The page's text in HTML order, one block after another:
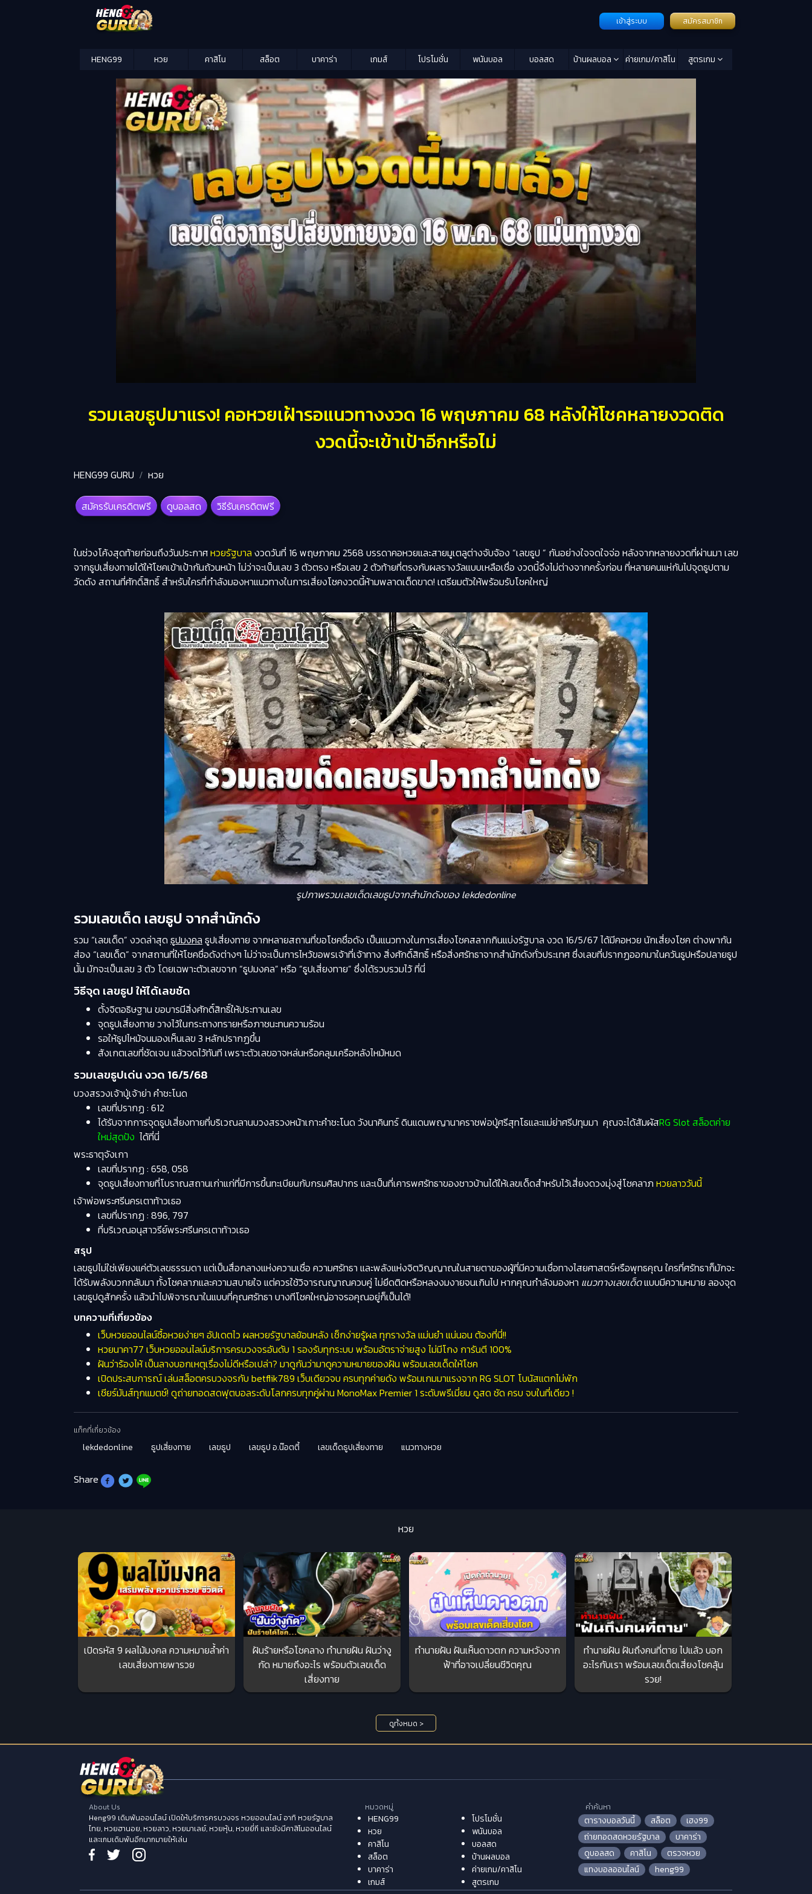
เข้าสู่ระบบ สมัครสมาชิก
HENG99 หวย คาสิโน สล็อต บาคาร่า เกมส์ โปรโมชั่น พนันบอล บอลสด บ้านผลบอล ค่ายเกม/คาสิโน สูตรเกม
รวมเลขธูปมาแรง! คอหวยเฝ้ารอแนวทางงวด 16 พฤษภาคม 68 หลังให้โชคหลายงวดติด
งวดนี้จะเข้าเป้าอีกหรือไม่
HENG99 GURU หวย
สมัครรับเครดิตฟรี ดูบอลสด วิธีรับเครดิตฟรี
ในช่วงโค้งสุดท้ายก่อนถึงวันประกาศหวยรัฐบาล งวดวันที่ 16 พฤษภาคม 2568 บรรดาคอหวยและสายมูเตลูต่างจับจ้อง “เลขธูป ” กันอย่างใจจดใจจ่อ หลังจากหลายงวดที่ผ่านมา เลข
จากธูปเสี่ยงทายได้ให้โชคเข้าเป้ากันถ้วนหน้า ไม่ว่าจะเป็นเลข 3 ตัวตรง หรือเลข 2 ตัวท้ายที่ตรงกับผลรางวัลแบบเหลือเชื่อ งวดนี้จึงไม่ต่างจากครั้งก่อน ที่หลายคนแห่กันไปจุดธูปตาม
วัดดัง สถานที่ศักดิ์สิทธิ์ สำหรับใครที่กำลังมองหาแนวทางในการเสี่ยงโชคงวดนี้ห้ามพลาดเด็ดขาด! เตรียมตัวให้พร้อมรับโชคใหญ่
รูปภาพรวมเลขเด็ดเลขธูปจากสำนักดังของ lekdedonline
รวมเลขเด็ด เลขธูป จากสำนักดัง
รวม “เลขเด็ด” งวดล่าสุด ธูปมงคล ธูปเสี่ยงทาย จากหลายสถานที่ขอโชคชื่อดัง เป็นแนวทางในการเสี่ยงโชคสลากกินแบ่งรัฐบาล งวด 16/5/67 ได้มีคอหวย นักเสี่ยงโชค ต่างพากัน
ส่อง “เลขเด็ด” จากสถานที่ให้โชคชื่อดังต่างๆ ไม่ว่าจะเป็นการไหว้ขอพรเจ้าที่เจ้าทาง สิ่งศักดิ์สิทธิ์ หรือสิ่งศรัทธาจากสำนักดังทั่วประเทศ ซึ่งเลขที่ปรากฏออกมาในควันธูปหรือปลายธูป
นั้น มักจะเป็นเลข 3 ตัว โดยเฉพาะตัวเลขจาก “ธูปมงคล” หรือ “ธูปเสี่ยงทาย” ซึ่งได้รวบรวมไว้ ที่นี่
วิธีจุด เลขธูป ให้ได้เลขชัด
ตั้งจิตอธิษฐาน ขอบารมีสิ่งศักดิ์สิทธิ์ให้ประทานเลข
จุดธูปเสี่ยงทาย วางไว้ในกระถางทรายหรือภาชนะทนความร้อน
รอให้ธูปไหม้จนมองเห็นเลข 3 หลักปรากฏขึ้น
สังเกตเลขที่ชัดเจน แล้วจดไว้ทันที เพราะตัวเลขอาจหล่นหรือคลุมเครือหลังไหม้หมด
รวมเลขธูปเด่น งวด 16/5/68
บวงสรวงเจ้าปู่เจ้าย่า คำชะโนด
เลขที่ปรากฏ : 612
ได้รับจากการจุดธูปเสี่ยงทายที่บริเวณลานบวงสรวงหน้าเกาะคำชะโนด วังนาคินทร์ ดินแดนพญานาคราชพ่อปู่ศรีสุทโธและแม่ย่าศรีปทุมมา คุณจะได้สัมผัสRG Slot สล็อตค่าย
ใหม่สุดปัง ได้ที่นี่
พระธาตุจังเกา
เลขที่ปรากฏ : 658, 058
จุดธูปเสี่ยงทายที่โบราณสถานเก่าแก่ที่มีการขึ้นทะเบียนกับกรมศิลปากร และเป็นที่เคารพศรัทธาของชาวบ้านได้ให้เลขเด็ดสำหรับไว้เสี่ยงดวงมุ่งสู่โชคลาภ หวยลาววันนี้
เจ้าพ่อพระศรีนครเตาท้าวเธอ
เลขที่ปรากฏ : 896, 797
ที่บริเวณอนุสาวรีย์พระศรีนครเตาท้าวเธอ
สรุป
เลขธูปไม่ใช่เพียงแค่ตัวเลขธรรมดา แต่เป็นสื่อกลางแห่งความเชื่อ ความศรัทธา และพลังแห่งจิตวิญญาณในสายตาของผู้ที่มีความเชื่อทางไสยศาสตร์หรือพุทธคุณ ใครที่ศรัทธาก็มักจะ
ได้รับพลังบวกกลับมา ทั้งโชคลาภและความสบายใจ แต่ควรใช้วิจารณญาณควบคู่ ไม่ยึดติดหรือหลงงมงายจนเกินไป หากคุณกำลังมองหา แนวทางเลขเด็ดแบบมีความหมาย ลองจุด
เลขธูปดูสักครั้ง แล้วนำไปพิจารณาในแบบที่คุณศรัทธา บางทีโชคใหญ่อาจรอคุณอยู่ก็เป็นได้!
บทความที่เกี่ยวข้อง
เว็บหวยออนไลน์ซื้อหวยง่ายๆ อัปเดตไว ผลหวยรัฐบาลย้อนหลัง เช็กง่ายรู้ผล ทุกรางวัล แม่นยำ แน่นอน ต้องที่นี่!!
หวยนาคา77 เว็บหวยออนไลน์บริการครบวงจรอันดับ 1 รองรับทุกระบบ พร้อมอัตราจ่ายสูง ไม่มีโกง การันตี 100%
ฝันว่าร้องไห้ เป็นลางบอกเหตุเรื่องไม่ดีหรือเปล่า? มาดูกันว่ามาดูความหมายของฝัน พร้อมเลขเด็ดให้โชค
เปิดประสบการณ์ เล่นสล็อตครบวงจรกับ betflik789 เว็บเดียวจบ ครบทุกค่ายดัง พร้อมเกมมาแรงจาก RG SLOT โบนัสแตกไม่พัก
เชียร์มันส์ทุกแมตช์! ดูถ่ายทอดสดฟุตบอลระดับโลกครบทุกคู่ผ่าน MonoMax Premier 1 ระดับพรีเมี่ยม ดูสด ชัด ครบ จบในที่เดียว !
แท็กที่เกี่ยวข้อง
lekdedonline ธูปเสี่ยงทาย เลขธูป เลขธูป อ.น๊อตตี้ เลขเด็ดธูปเสี่ยงทาย แนวทางหวย
Share
หวย
เปิดรหัส 9 ผลไม้มงคล ความหมายล้ำค่า
เลขเสี่ยงทายพารวย
ฝันร้ายหรือโชคลาง ทำนายฝัน ฝันว่างู
กัด หมายถึงอะไร พร้อมตัวเลขเด็ด
เสี่ยงทาย
ทำนายฝัน ฝันเห็นดาวตก ความหวังจาก
ฟ้าที่อาจเปลี่ยนชีวิตคุณ
ทำนายฝัน ฝันถึงคนที่ตาย ไปแล้ว บอก
อะไรกับเรา พร้อมเลขเด็ดเสี่ยงโชคลุ้น
รวย!
ดูทั้งหมด >
About Us
Heng99 เดิมพันออนไลน์ เปิดให้บริการครบวงจร หวยออนไลน์ อาทิ หวยรัฐบาล
ไทย, หวยฮานอย, หวยลาว, หวยมาเลย์, หวยหุ้น, หวยยี่กี และยังมีคาสิโนออนไลน์
และเกมเดิมพันอีกมากมายให้เล่น
หมวดหมู่
HENG99
หวย
คาสิโน
สล็อต
บาคาร่า
เกมส์
โปรโมชั่น
พนันบอล
บอลสด
บ้านผลบอล
ค่ายเกม/คาสิโน
สูตรเกม
คำค้นหา
ตารางบอลวันนี้ สล็อต
เฮง99
ถ่ายทอดสดหวยรัฐบาล
บาคาร่า
ดูบอลสด
คาสิโน
ตรวจหวย
แทงบอลออนไลน์
heng99